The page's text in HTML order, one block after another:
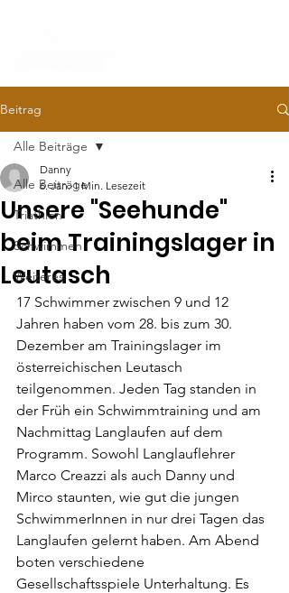
Beitrag
Alle Beiträge
Triathlon
Schwimmen
Weiteres
Alle Beiträge
Unsere "Seehunde"
beim Trainingslager in
Leutasch
Danny
6. Jan. 1 Min. Lesezeit
17 Schwimmer zwischen 9 und 12
Jahren haben vom 28. bis zum 30.
Dezember am Trainingslager im
österreichischen Leutasch
teilgenommen. Jeden Tag standen in
der Früh ein Schwimmtraining und am
Nachmittag Langlaufen auf dem
Programm. Sowohl Langlauflehrer
Marco Creazzi als auch Danny und
Mirco staunten, wie gut die jungen
SchwimmerInnen in nur drei Tagen das
Langlaufen gelernt haben. Am Abend
boten verschiedene
Gesellschaftsspiele Unterhaltung. Es